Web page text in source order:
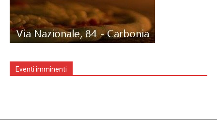
Eventi imminenti